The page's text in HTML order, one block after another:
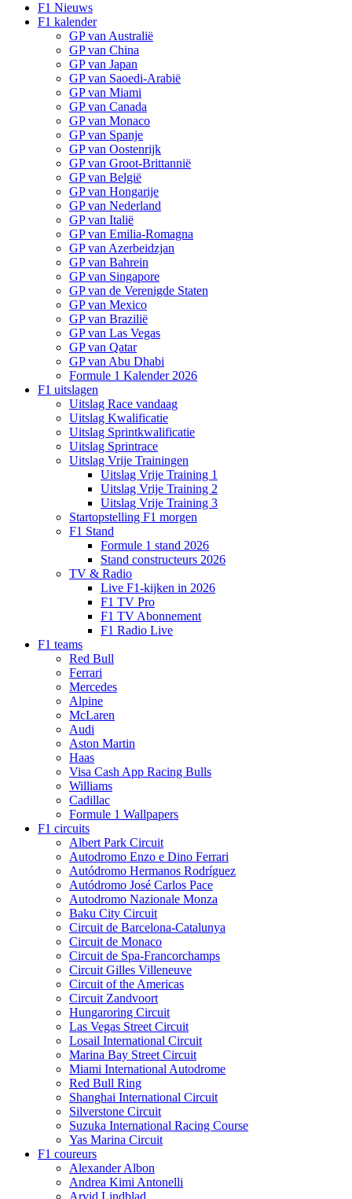
F1 Nieuws
F1 kalender
GP van Australië
GP van China
GP van Japan
GP van Saoedi-Arabië
GP van Miami
GP van Canada
GP van Monaco
GP van Spanje
GP van Oostenrijk
GP van Groot-Brittannië
GP van België
GP van Hongarije
GP van Nederland
GP van Italië
GP van Emilia-Romagna
GP van Azerbeidzjan
GP van Bahrein
GP van Singapore
GP van de Verenigde Staten
GP van Mexico
GP van Brazilië
GP van Las Vegas
GP van Qatar
GP van Abu Dhabi
Formule 1 Kalender 2026
F1 uitslagen
Uitslag Race vandaag
Uitslag Kwalificatie
Uitslag Sprintkwalificatie
Uitslag Sprintrace
Uitslag Vrije Trainingen
Uitslag Vrije Training 1
Uitslag Vrije Training 2
Uitslag Vrije Training 3
Startopstelling F1 morgen
F1 Stand
Formule 1 stand 2026
Stand constructeurs 2026
TV & Radio
Live F1-kijken in 2026
F1 TV Pro
F1 TV Abonnement
F1 Radio Live
F1 teams
Red Bull
Ferrari
Mercedes
Alpine
McLaren
Audi
Aston Martin
Haas
Visa Cash App Racing Bulls
Williams
Cadillac
Formule 1 Wallpapers
F1 circuits
Albert Park Circuit
Autodromo Enzo e Dino Ferrari
Autódromo Hermanos Rodríguez
Autódromo José Carlos Pace
Autodromo Nazionale Monza
Baku City Circuit
Circuit de Barcelona-Catalunya
Circuit de Monaco
Circuit de Spa-Francorchamps
Circuit Gilles Villeneuve
Circuit of the Americas
Circuit Zandvoort
Hungaroring Circuit
Las Vegas Street Circuit
Losail International Circuit
Marina Bay Street Circuit
Miami International Autodrome
Red Bull Ring
Shanghai International Circuit
Silverstone Circuit
Suzuka International Racing Course
Yas Marina Circuit
F1 coureurs
Alexander Albon
Andrea Kimi Antonelli
Arvid Lindblad